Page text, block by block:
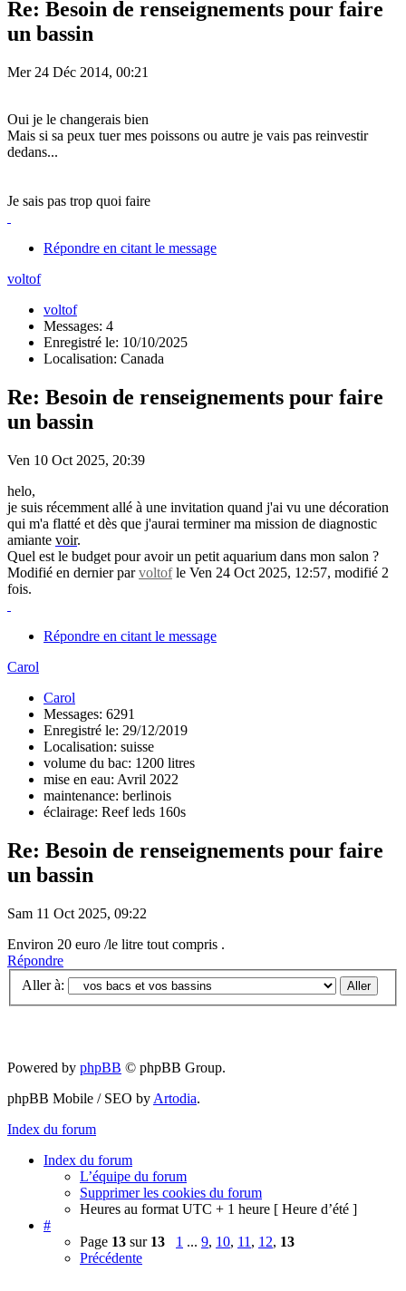
Re: Besoin de renseignements pour faire
un bassin
Mer 24 Déc 2014, 00:21
Oui je le changerais bien
Mais si sa peux tuer mes poissons ou autre je vais pas reinvestir
dedans...
Je sais pas trop quoi faire
Répondre en citant le message
voltof
voltof
Messages: 4
Enregistré le: 10/10/2025
Localisation: Canada
Re: Besoin de renseignements pour faire
un bassin
Ven 10 Oct 2025, 20:39
helo,
je suis récemment allé à une invitation quand j'ai vu une décoration
qui m'a flatté et dès que j'aurai terminer ma mission de diagnostic
amiante voir.
Quel est le budget pour avoir un petit aquarium dans mon salon ?
Modifié en dernier parvoltofle Ven 24 Oct 2025, 12:57, modifié 2
fois.
Répondre en citant le message
Carol
Carol
Messages: 6291
Enregistré le: 29/12/2019
Localisation: suisse
volume du bac: 1200 litres
mise en eau: Avril 2022
maintenance: berlinois
éclairage: Reef leds 160s
Re: Besoin de renseignements pour faire
un bassin
Sam 11 Oct 2025, 09:22
Environ 20 euro /le litre tout compris .
Répondre
Aller à:
Powered by phpBB © phpBB Group.
phpBB Mobile / SEO by Artodia.
Index du forum
Index du forum
L’équipe du forum
Supprimer les cookies du forum
Heures au format UTC + 1 heure [ Heure d’été ]
#
Page 13 sur 13 1 ... 9, 10, 11 , 12, 13
Précédente